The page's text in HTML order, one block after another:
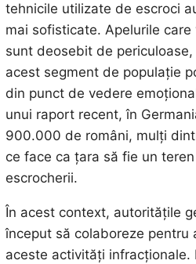
tehnicile utilizate de escroci
mai sofisticate. Apelurile care
sunt deosebit de
acest segment de populație
din punct de vedere
unui raport recent, în
900.000 de români, mulți
ce face ca țara să fie un
escrocherii.
În acest context, autoritățile
început să colaboreze pentru
aceste activități infracționale.